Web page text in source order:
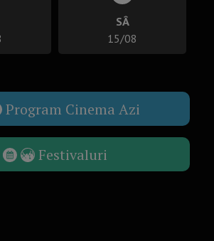
SÂ
15/08
Program Cinema Azi
Festivaluri